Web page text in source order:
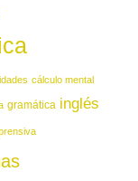
cálculo mental
gramática inglés